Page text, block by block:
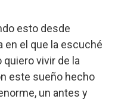
esto desde
en el que la escuché
vivir de la
este sueño hecho
un antes y